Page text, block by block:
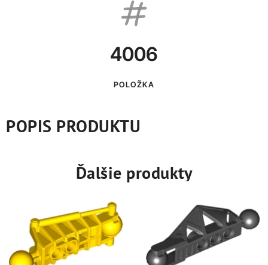
4006
POLOŽKA
POPIS PRODUKTU
Ďalšie produkty